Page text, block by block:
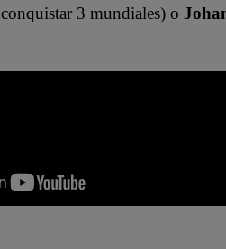
3 mundiales) o